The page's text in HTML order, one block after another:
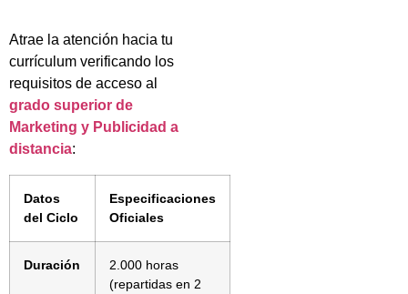
Atrae la atención hacia tu
currículum verificando los
requisitos de acceso al
grado superior de
Marketing y Publicidad a
distancia:
Datos
del Ciclo
Especificaciones
Oficiales
Duración
2.000 horas
(repartidas en 2